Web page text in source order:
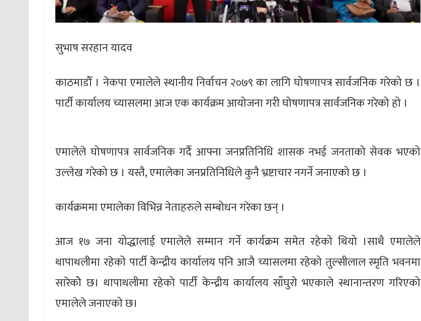
सुभाष सरहान यादव
काठमाडौँ । नेकपा एमालेले स्थानीय निर्वाचन २०७९ का लागि घोषणापत्र सार्वजनिक गरेको छ ।
पार्टी कार्यालय च्यासलमा आज एक कार्यक्रम आयोजना गरी घोषणापत्र सार्वजनिक गरेको हो ।
एमालेले घोषणापत्र सार्वजनिक गर्दै आफ्ना जनप्रतिनिधि शासक नभई जनताको सेवक भएको
उल्लेख गरेको छ । यस्तै, एमालेका जनप्रतिनिधिले कुनै भ्रष्टाचार नगर्ने जनाएको छ ।
कार्यक्रममा एमालेका विभिन्न नेताहरुले सम्बोधन गरेका छन् ।
आज १७ जना योद्धालाई एमालेले सम्मान गर्ने कार्यक्रम समेत रहेको थियो ।साथै एमालेले
थापाथलीमा रहेको पार्टी केन्द्रीय कार्यालय पनि आजै च्यासलमा रहेको तुल्सीलाल स्मृति भवनमा
सारेकोे छ। थापाथलीमा रहेको पार्टी केन्द्रीय कार्यालय साँघुरो भएकाले स्थानान्तरण गरिएको
एमालेले जनाएको छ।